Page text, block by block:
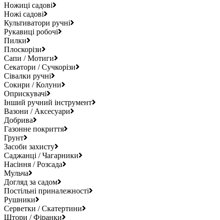
Ножиці садові
Ножі садові
Культиватори ручні
Рукавиці робочі
Пилки
Плоскорізи
Сапи / Мотиги
Секатори / Сучкорізи
Сівалки ручні
Сокири / Колуни
Оприскувачі
Інший ручний інструмент
Вазони / Аксесуари
Добрива
Газонне покриття
Грунт
Засоби захисту
Саджанці / Чагарники
Насіння / Розсада
Мульча
Догляд за садом
Постільні приналежності
Рушники
Серветки / Скатертини
Штори / Фіранки